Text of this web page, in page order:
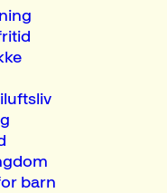
barn